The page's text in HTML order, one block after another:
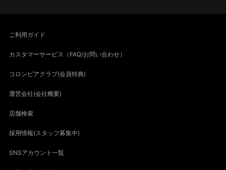
ご利用ガイド
カスタマーサービス（FAQ/お問い合わせ）
コロンビアクラブ(会員特典)
運営会社(会社概要)
店舗検索
採用情報(スタッフ募集中)
SNSアカウント一覧